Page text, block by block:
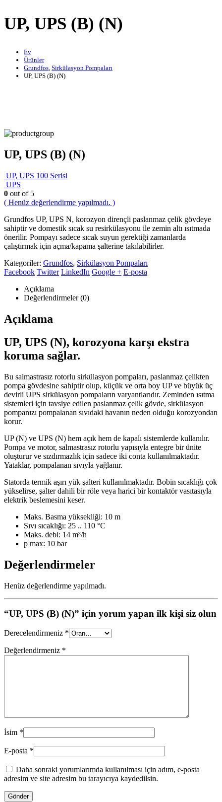
UP, UPS (B) (N)
Ev
Ürünler
Grundfos, Sirkülasyon Pompaları
UP, UPS (B) (N)
UP, UPS (B) (N)
UP, UPS 100 Serisi
UPS
0 out of 5
( Henüz değerlendirme yapılmadı. )
Grundfos UP, UPS N, korozyon dirençli paslanmaz çelik gövdeye
sahiptir ve domestik sıcak su resirkülasyonu ile zemin altı ısıtmada
önerilir. Pompayı sadece sıcak suyun gerektiği zamanlarda
çalıştırmak için açma/kapama şalterine takılabilirler.
Kategoriler: Grundfos, Sirkülasyon Pompaları
Facebook Twitter LinkedIn Google + E-posta
Açıklama
Değerlendirmeler (0)
Açıklama
UP, UPS (N), korozyona karşı ekstra
koruma sağlar.
Bu salmastrasız rotorlu sirkülasyon pompaları, paslanmaz çelikten
pompa gövdesine sahiptir olup, küçük ve orta boy UP ve büyük üç
devirli UPS sirkülasyon pompaların varyantlarıdır. Zeminden ısıtma
sistemleri için tavsiye edilen paslanmaz çelik gövde, sirkülasyon
pompanızı pompalanan sıvıdaki havanın neden olduğu korozyondan
korur.
UP (N) ve UPS (N) hem açık hem de kapalı sistemlerde kullanılır.
Pompa ve motor, salmastrasız rotorlu yapısıyla entegre bir ünite
oluşturur ve sızdırmazlık için sadece iki conta kullanılmaktadır.
Yataklar, pompalanan sıvıyla yağlanır.
Statorda termik aşırı yük şalteri kullanılmaktadır. Bobin sıcaklığı çok
yükselirse, şalter dahili bir röle veya harici bir kontaktör vasıtasıyla
elektrik beslemesini keser.
Maks. Basma yüksekliği: 10 m
Sıvı sıcaklığı: 25 .. 110 °C
Maks. debi: 14 m³/h
p max: 10 bar
Değerlendirmeler
Henüz değerlendirme yapılmadı.
“UP, UPS (B) (N)” için yorum yapan ilk kişi siz olun
Derecelendirmeniz *
Değerlendirmeniz *
İsim *
E-posta *
Daha sonraki yorumlarımda kullanılması için adım, e-posta
adresim ve site adresim bu tarayıcıya kaydedilsin.